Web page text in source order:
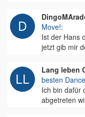
Move!:
Ist der Hans
jetzt gib mir
Lang leben
besten
Ich bin dafür
abgetreten